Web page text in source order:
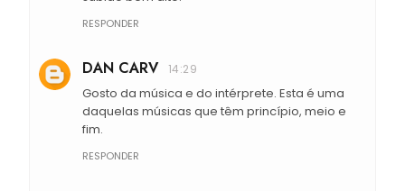
RESPONDER
DAN CARV 14:29
Gosto da música e do intérprete. Esta é uma
daquelas músicas que têm princípio, meio e
fim.
RESPONDER